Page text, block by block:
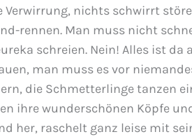
Verwirrung, nichts schwirrt
rennen. Man muss nicht
schreien. Nein! Alles ist
man muss es vor
die Schmetterlinge tanzen
ihre wunderschönen Köpfe
her, raschelt ganz leise mit